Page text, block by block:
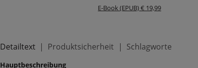
E-Book (EPUB) € 19,99
Detailtext Produktsicherheit Schlagworte
Hauptbeschreibung